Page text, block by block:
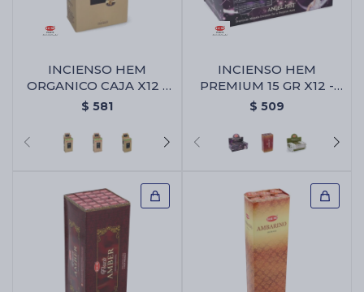
INCIENSO HEM
ORGANICO CAJA X12 -
Palo Santo/aura
$ 581
INCIENSO HEM
PREMIUM 15 GR X12 -
Angel Místico
$ 509